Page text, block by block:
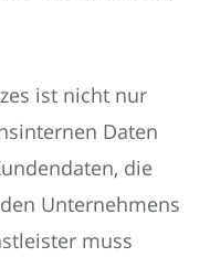
ist nicht nur
Daten
die
Unternehmens
muss